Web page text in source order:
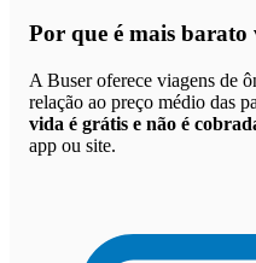
Por que é mais
A Buser oferece viagens de
relação ao preço médio das
vida é grátis e não é
app ou site.